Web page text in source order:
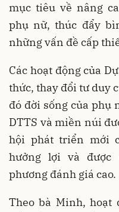
mục tiêu về nâng
phụ nữ, thúc đẩy
những vấn đề cấp
Các hoạt động của
thức, thay đổi tư duy
đó đời sống của phụ
DTTS và miền núi
hội phát triển mới
hưởng lợi và được
phương đánh giá cao.
Theo bà Minh, hoạt